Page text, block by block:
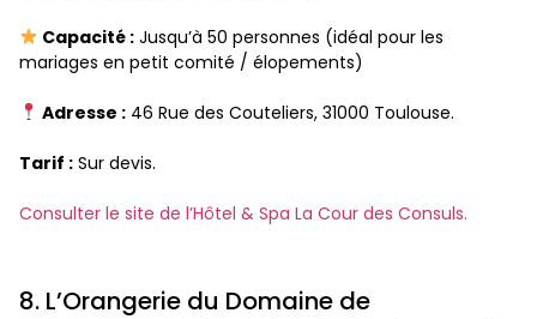
Capacité :Jusqu’à 50 personnes (idéal pour les
mariages en petit comité / élopements)
Adresse :46 Rue des Couteliers, 31000 Toulouse.
Tarif : Sur devis.
Consulter le site de l’Hôtel & Spa La Cour des Consuls.
8. L’Orangerie du Domaine de